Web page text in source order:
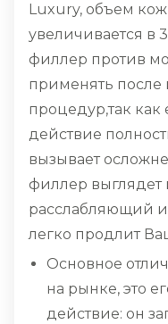
Luxury, объем
увеличивается в
филлер против
применять после
процедур,так
действие
вызывает
филлер выглядет
расслабляющий
легко продлит
Основное
на рынке, это
действие: он